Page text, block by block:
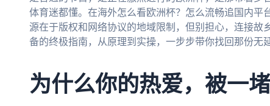
体育迷都懂。在海外怎么看欧洲杯？怎么流畅追国内平
源在于版权和网络协议的地域限制，但别担心，连接故
备的终极指南，从原理到实操，一步步带你找回那份无
为什么你的热爱，被一堵